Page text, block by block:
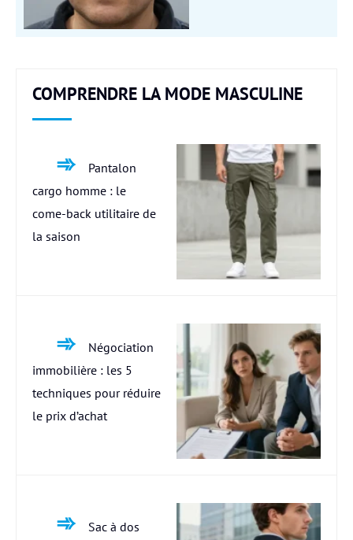
COMPRENDRE LA MODE MASCULINE
Pantalon
cargo homme : le
come-back utilitaire de
la saison
Négociation
immobilière : les 5
techniques pour réduire
le prix d’achat
Sac à dos